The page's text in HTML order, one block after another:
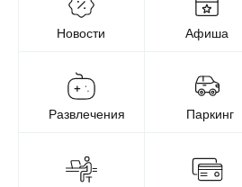
Новости
Паркинг
Афиша
Развлечения